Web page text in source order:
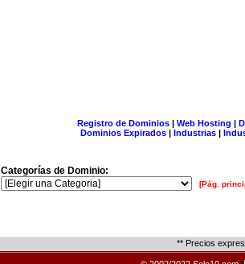
Registro de Dominios| Web Hosting |
Dominios Expirados | Industrias |
Categorías de Dominio:
[Pág.
** Precios